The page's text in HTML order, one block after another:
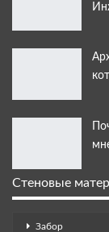
Стеновые
Забор